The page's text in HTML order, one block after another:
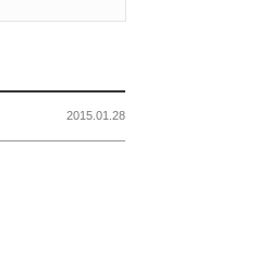
2015.01.28